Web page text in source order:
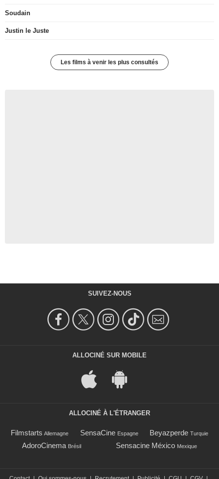
Soudain
Justin le Juste
Les films à venir les plus consultés
SUIVEZ-NOUS
ALLOCINÉ SUR MOBILE
ALLOCINÉ À L'ÉTRANGER
Filmstarts Allemagne SensaCine Espagne Beyazperde Turquie
AdoroCinema Brésil Sensacine México Mexique